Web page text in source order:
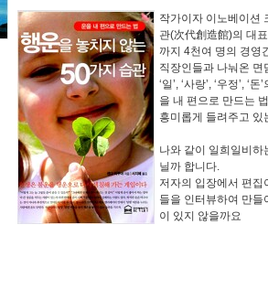
작가이자 이노베이션
관(次代創造館)의 대
까지 4천여 명의 경영
직장인들과 나눠온 면
‘일’, ‘사랑’, ‘우정’, ‘
을 내 편으로 만드는
흥미롭게 들려주고 있
나와 같이 일희일비하
닐까 합니다.
저자의 입장에서 편집
들을 인터뷰하여 만들
이 있지 않을까요